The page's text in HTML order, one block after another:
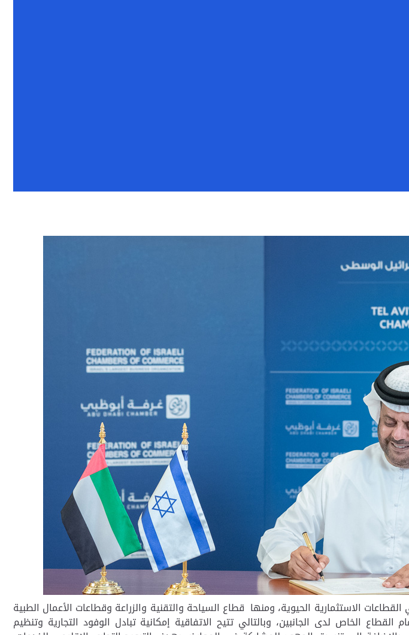
الاستثمارية الحيوية، ومنها قطاع السياحة والتقنية والزراعة وقطاعات الأعمال الطبية
الخاص لدى الجانبين، وبالتالي تتيح الاتفاقية إمكانية تبادل الوفود التجارية وتنظيم